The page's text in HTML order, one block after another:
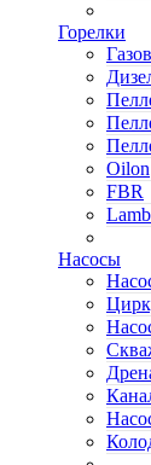
Горелки
Oilon
FBR
Насосы